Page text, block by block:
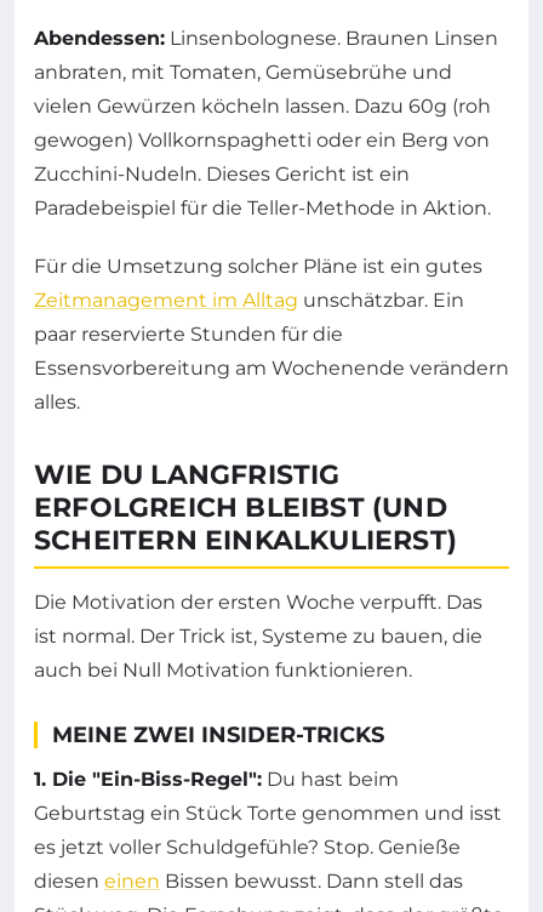
Abendessen: Linsenbolognese. Braunen Linsen
anbraten, mit Tomaten, Gemüsebrühe und
vielen Gewürzen köcheln lassen. Dazu 60g (roh
gewogen) Vollkornspaghetti oder ein Berg von
Zucchini-Nudeln. Dieses Gericht ist ein
Paradebeispiel für die Teller-Methode in Aktion.
Für die Umsetzung solcher Pläne ist ein gutes
Zeitmanagement im Alltag unschätzbar. Ein
paar reservierte Stunden für die
Essensvorbereitung am Wochenende verändern
alles.
WIE DU LANGFRISTIG
ERFOLGREICH BLEIBST (UND
SCHEITERN EINKALKULIERST)
Die Motivation der ersten Woche verpufft. Das
ist normal. Der Trick ist, Systeme zu bauen, die
auch bei Null Motivation funktionieren.
MEINE ZWEI INSIDER-TRICKS
1. Die "Ein-Biss-Regel": Du hast beim
Geburtstag ein Stück Torte genommen und isst
es jetzt voller Schuldgefühle? Stop. Genieße
diesen einen Bissen bewusst. Dann stell das